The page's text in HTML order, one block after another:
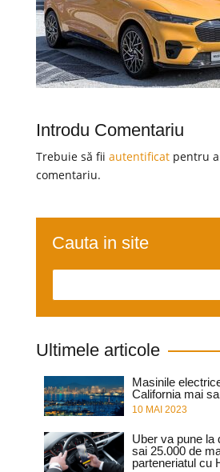
Introdu Comentariu
Trebuie să fii autentificatpentru
comentariu.
Cauta in site
Ultimele articole
Masinile
California mai
10 MAI 2023
Uber va pune la
sai 25.000 de
parteneriatul cu